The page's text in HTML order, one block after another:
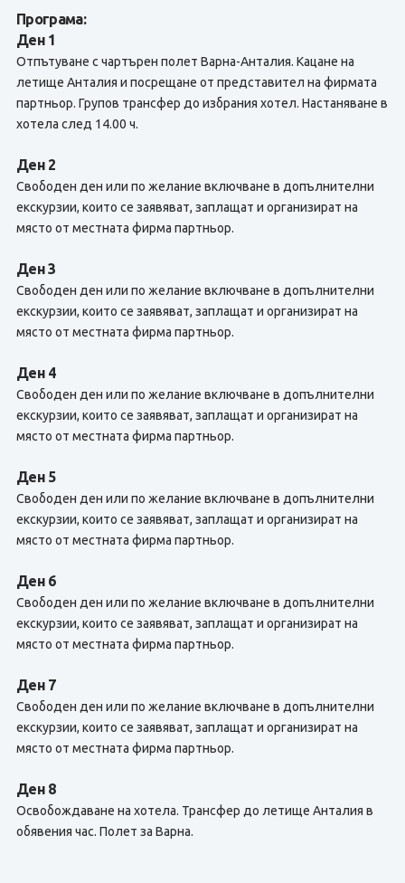
Програма:
Ден 1
Отпътуване с чартърен полет Варна-Анталия. Кацане на
летище Анталия и посрещане от представител на фирмата
партньор. Групов трансфер до избрания хотел. Настаняване в
хотела след 14.00 ч.
Ден 2
Свободен ден или по желание включване в допълнителни
екскурзии, които се заявяват, заплащат и организират на
място от местната фирма партньор.
Ден 3
Свободен ден или по желание включване в допълнителни
екскурзии, които се заявяват, заплащат и организират на
място от местната фирма партньор.
Ден 4
Свободен ден или по желание включване в допълнителни
екскурзии, които се заявяват, заплащат и организират на
място от местната фирма партньор.
Ден 5
Свободен ден или по желание включване в допълнителни
екскурзии, които се заявяват, заплащат и организират на
място от местната фирма партньор.
Ден 6
Свободен ден или по желание включване в допълнителни
екскурзии, които се заявяват, заплащат и организират на
място от местната фирма партньор.
Ден 7
Свободен ден или по желание включване в допълнителни
екскурзии, които се заявяват, заплащат и организират на
място от местната фирма партньор.
Ден 8
Освобождаване на хотела. Трансфер до летище Анталия в
обявения час. Полет за Варна.